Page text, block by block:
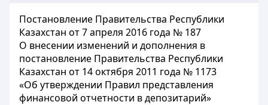
Постановление Правительства Республики
Казахстан от 7 апреля 2016 года № 187
О внесении изменений и дополнения в
постановление Правительства Республики
Казахстан от 14 октября 2011 года № 1173
«Об утверждении Правил представления
финансовой отчетности в депозитарий»